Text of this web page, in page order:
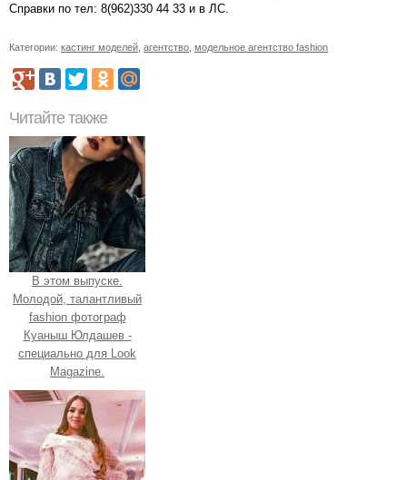
Справки по тел: 8(962)330 44 33 и в ЛС.
Категории: кастинг моделей агентство модельное агентство fashion
Читайте также
В этом выпуске.
Молодой, талантливый
fashion фотограф
Куаныш Юлдашев -
специально для Look
Magazine.